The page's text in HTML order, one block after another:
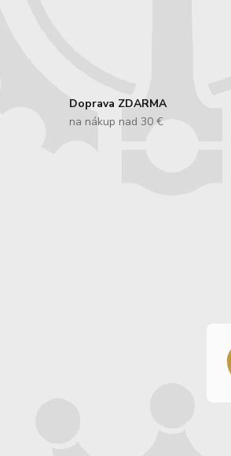
Doprava ZDARMA
na nákup nad 30 €